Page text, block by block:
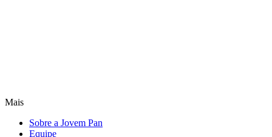
Mais
Sobre a Jovem Pan
Equipe